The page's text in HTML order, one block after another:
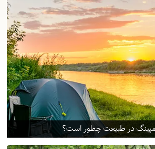
در طبیعت چطور است؟